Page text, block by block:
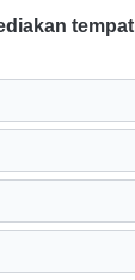
tempat